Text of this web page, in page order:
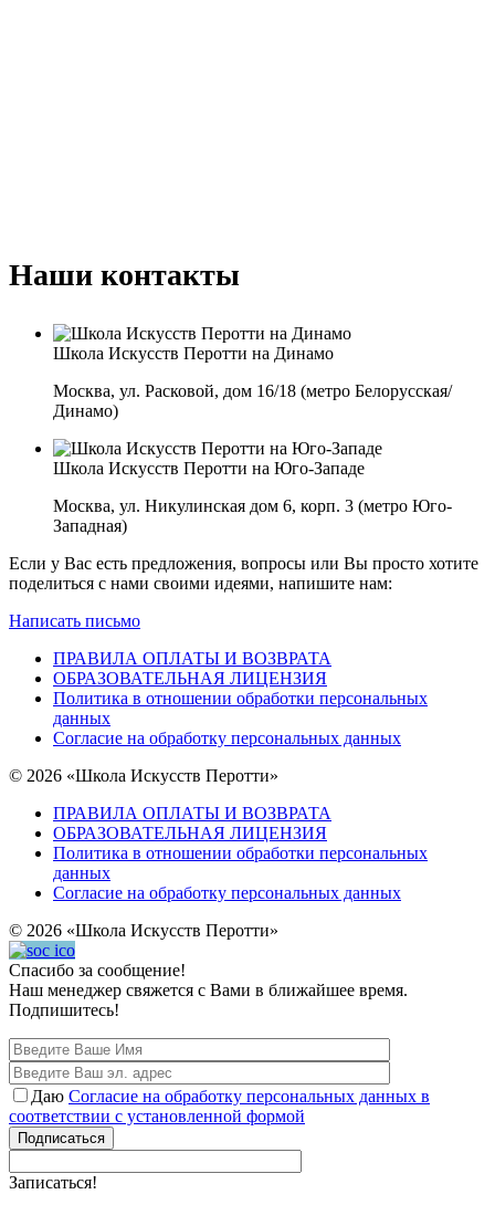
Наши контакты
Школа Искусств Перотти на Динамо
Москва, ул. Расковой, дом 16/18 (метро Белорусская/
Динамо)
Школа Искусств Перотти на Юго-Западе
Москва, ул. Никулинская дом 6, корп. 3 (метро Юго-
Западная)
Если у Вас есть предложения, вопросы или Вы просто хотите
поделиться с нами своими идеями, напишите нам:
Написать письмо
ПРАВИЛА ОПЛАТЫ И ВОЗВРАТА
ОБРАЗОВАТЕЛЬНАЯ ЛИЦЕНЗИЯ
Политика в отношении обработки персональных
данных
Согласие на обработку персональных данных
© 2026 «Школа Искусств Перотти»
ПРАВИЛА ОПЛАТЫ И ВОЗВРАТА
ОБРАЗОВАТЕЛЬНАЯ ЛИЦЕНЗИЯ
Политика в отношении обработки персональных
данных
Согласие на обработку персональных данных
© 2026 «Школа Искусств Перотти»
Спасибо за сообщение!
Наш менеджер свяжется с Вами в ближайшее время.
Подпишитесь!
Даю Согласие на обработку персональных данных в
соответствии с установленной формой
Подписаться
Записаться!